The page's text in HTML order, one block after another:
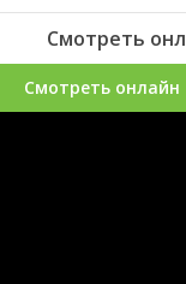
Смотреть
Смотреть онлайн